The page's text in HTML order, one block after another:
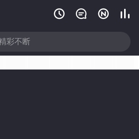
   